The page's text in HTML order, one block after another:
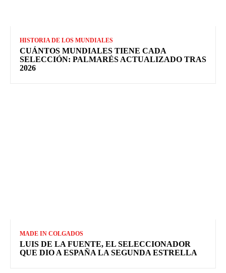
HISTORIA DE LOS MUNDIALES
CUÁNTOS MUNDIALES TIENE CADA
SELECCIÓN: PALMARÉS ACTUALIZADO TRAS
2026
MADE IN COLGADOS
LUIS DE LA FUENTE, EL SELECCIONADOR
QUE DIO A ESPAÑA LA SEGUNDA ESTRELLA